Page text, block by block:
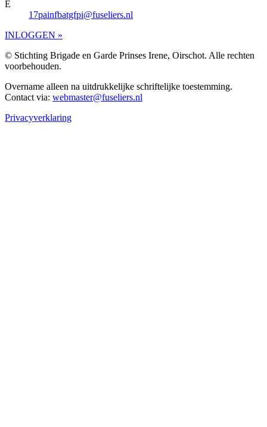
E
17painfbatgfpi@fuseliers.nl
INLOGGEN »
© Stichting Brigade en Garde Prinses Irene, Oirschot. Alle rechten
voorbehouden.
Overname alleen na uitdrukkelijke schriftelijke toestemming.
Contact via: webmaster@fuseliers.nl
Privacyverklaring